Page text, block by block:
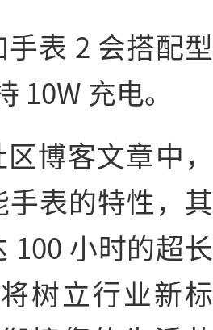
表 2 会搭配型
10W 充电。
博客文章中，
表的特性，其
100 小时的超长
树立行业新标